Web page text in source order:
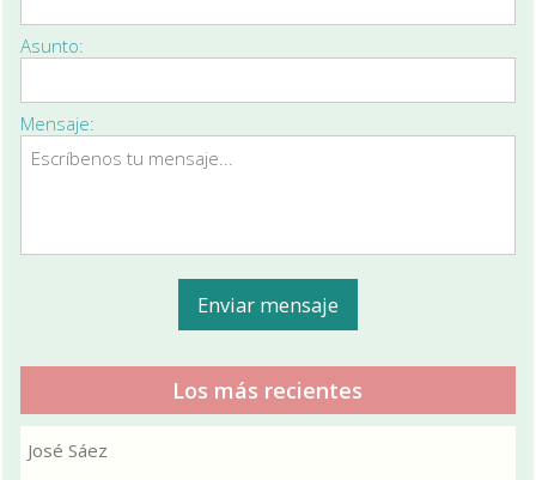
Asunto:
Mensaje:
Los más recientes
José Sáez